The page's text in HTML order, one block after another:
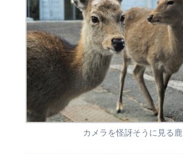
カメラを怪訝そうに見る鹿